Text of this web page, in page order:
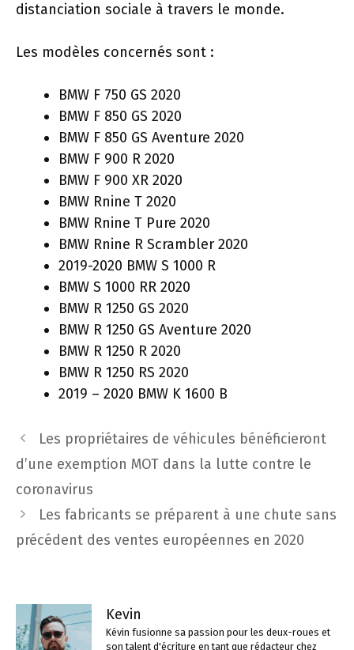
distanciation sociale à travers le monde.
Les modèles concernés sont :
BMW F 750 GS 2020
BMW F 850 ​​GS 2020
BMW F 850 ​​GS Aventure 2020
BMW F 900 R 2020
BMW F 900 XR 2020
BMW Rnine T 2020
BMW Rnine T Pure 2020
BMW Rnine R Scrambler 2020
2019-2020 BMW S 1000 R
BMW S 1000 RR 2020
BMW R 1250 GS 2020
BMW R 1250 GS Aventure 2020
BMW R 1250 R 2020
BMW R 1250 RS 2020
2019 – 2020 BMW K 1600 B
Navigation
des
Les propriétaires de véhicules bénéficieront
d’une exemption MOT dans la lutte contre le
coronavirus
Les fabricants se préparent à une chute sans
précédent des ventes européennes en 2020
Kevin
Kévin fusionne sa passion pour les deux-roues et
son talent d'écriture en tant que rédacteur chez